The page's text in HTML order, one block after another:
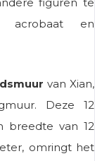
figuren te
acrobaat en
van Xian,
Deze 12
breedte van 12
omringt het